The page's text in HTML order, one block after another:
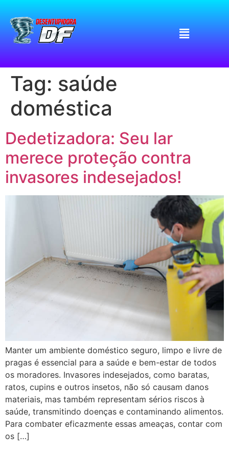
Tag: saúde
doméstica
Dedetizadora: Seu lar
merece proteção contra
invasores indesejados!
Manter um ambiente doméstico seguro, limpo e livre de
pragas é essencial para a saúde e bem-estar de todos
os moradores. Invasores indesejados, como baratas,
ratos, cupins e outros insetos, não só causam danos
materiais, mas também representam sérios riscos à
saúde, transmitindo doenças e contaminando alimentos.
Para combater eficazmente essas ameaças, contar com
os […]